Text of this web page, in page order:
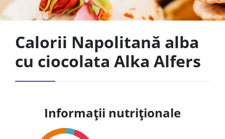
Calorii Napolitană alba
cu ciocolata Alka Alfers
Informații nutriționale